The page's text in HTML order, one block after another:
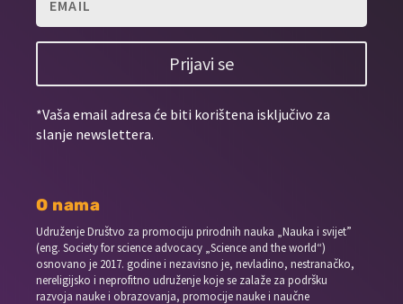
Prijavi se
*Vaša email adresa će biti korištena isključivo za
slanje newslettera.
O nama
Udruženje Društvo za promociju prirodnih nauka „Nauka i svijet”
(eng. Society for science advocacy „Science and the world“)
osnovano je 2017. godine i nezavisno je, nevladino, nestranačko,
nereligijsko i neprofitno udruženje koje se zalaže za podršku
razvoja nauke i obrazovanja, promocije nauke i naučne